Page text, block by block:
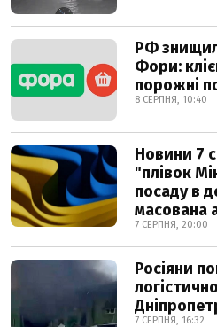
РФ
Фори:
порожні
8 СЕРПНЯ, 10:40
Новини 7
"плівок
посаду в
масована
7 СЕРПНЯ, 20:00
Росіяни
7 СЕРПНЯ, 16:32